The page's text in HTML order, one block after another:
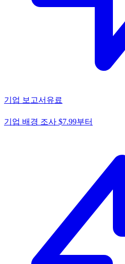
기업 보고서 유료
기업 배경 조사 $7.99부터